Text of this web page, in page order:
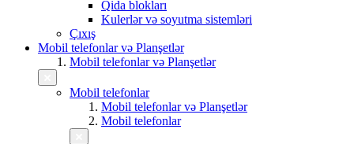
Qida blokları
Kulerlər və soyutma sistemləri
Çıxış
Mobil telefonlar və Planşetlər
Mobil telefonlar və Planşetlər
Mobil telefonlar
Mobil telefonlar və Planşetlər
Mobil telefonlar